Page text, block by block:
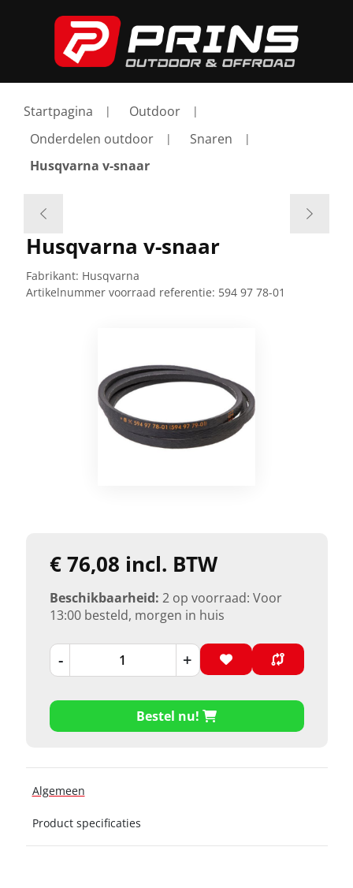
Startpagina
Outdoor
Onderdelen outdoor
Snaren
Husqvarna v-snaar
Husqvarna v-snaar
Fabrikant: Husqvarna
Artikelnummer voorraad referentie: 594 97 78-01
€ 76,08 incl. BTW
Beschikbaarheid: 2 op voorraad: Voor
13:00 besteld, morgen in huis
- +
Bestel nu!
Algemeen
Product specificaties